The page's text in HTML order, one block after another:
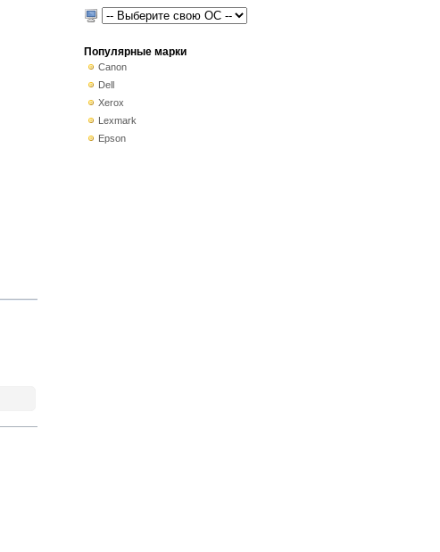
Популярные марки
Canon
Dell
Xerox
Lexmark
Epson